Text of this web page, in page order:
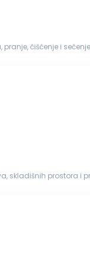
skladišnih prostora i